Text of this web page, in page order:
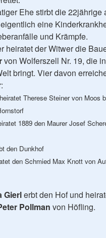
Ehe stirbt die 22jährige
eigentlich eine
und Krämpfe.
heiratet der Witwer die
von Wolferszell Nr. 19, die
bringt. Vier davon
Therese Steiner von Moos
1889 den Maurer Josef
den Dunkhof
den Schmied Max Knott von
Gierlerbt den Hof und
Pollman von Höfling.